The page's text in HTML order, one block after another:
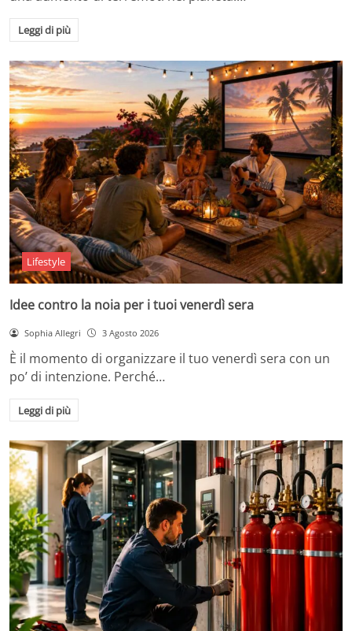
Leggi di più
Lifestyle
Idee contro la noia per i tuoi venerdì sera
Sophia Allegri 3 Agosto 2026
È il momento di organizzare il tuo venerdì sera con un
po’ di intenzione. Perché…
Leggi di più